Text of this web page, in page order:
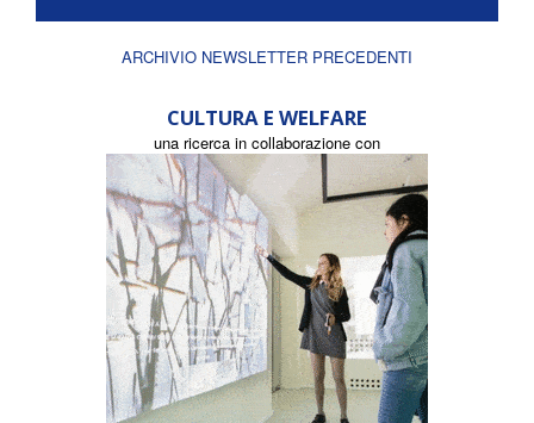
ARCHIVIO NEWSLETTER PRECEDENTI
CULTURA E WELFARE
una ricerca in collaborazione con